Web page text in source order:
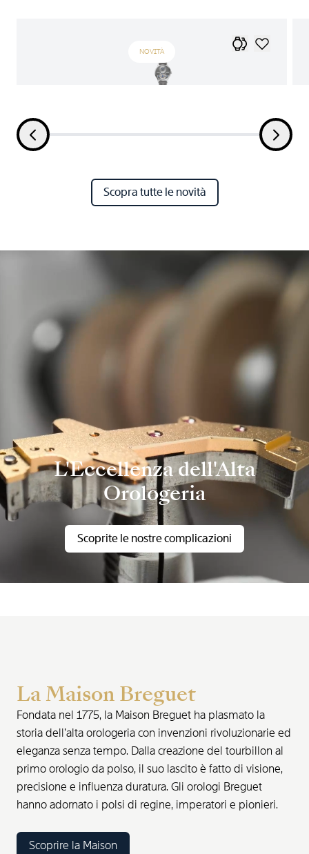
NOVITÀ
Scopra tutte le novità
L'Eccellenza dell'Alta
Orologeria
Scoprite le nostre complicazioni
La Maison Breguet
Fondata nel 1775, la Maison Breguet ha plasmato la
storia dell’alta orologeria con invenzioni rivoluzionarie ed
eleganza senza tempo. Dalla creazione del tourbillon al
primo orologio da polso, il suo lascito è fatto di visione,
precisione e influenza duratura. Gli orologi Breguet
hanno adornato i polsi di regine, imperatori e pionieri.
Scoprire la Maison